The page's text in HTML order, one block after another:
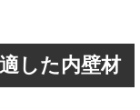
した内壁材